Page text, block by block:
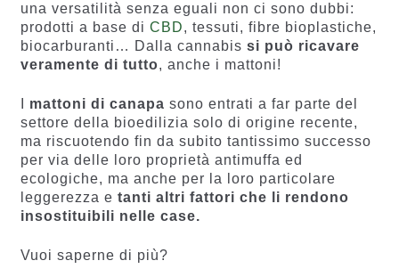
una versatilità senza eguali non ci sono dubbi:
prodotti a base di CBD, tessuti, fibre bioplastiche,
biocarburanti… Dalla cannabis si può ricavare
veramente di tutto, anche i mattoni!
mattoni di canapa sono entrati a far parte del
settore della bioedilizia solo di origine recente,
ma riscuotendo fin da subito tantissimo successo
per via delle loro proprietà antimuffa ed
ecologiche, ma anche per la loro particolare
leggerezza e tanti altri fattori che li rendono
insostituibili nelle case.
Vuoi saperne di più?